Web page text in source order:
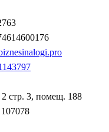
стр. 3, помещ. 188